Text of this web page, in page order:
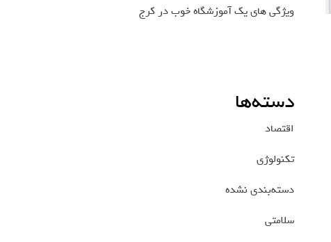
ویژگی های یک آموزشگاه خوب در کرج
دسته‌ها
اقتصاد
تکنولوژی
دسته‌بندی نشده
سلامتی